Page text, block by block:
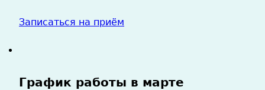
Записаться на приём
График работы в марте